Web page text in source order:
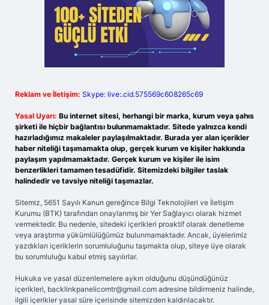
Reklam ve İletişim: Skype: live:.cid.575569c608265c69
Yasal Uyarı: Bu internet sitesi, herhangi bir marka, kurum veya şahıs
şirketi ile hiçbir bağlantısı bulunmamaktadır. Sitede yalnızca kendi
hazırladığımız makaleler paylaşılmaktadır. Burada yer alan içerikler
haber niteliği taşımamakta olup, gerçek kurum ve kişiler hakkında
paylaşım yapılmamaktadır. Gerçek kurum ve kişiler ile isim
benzerlikleri tamamen tesadüfidir. Sitemizdeki bilgiler taslak
halindedir ve tavsiye niteliği taşımazlar.
Sitemiz, 5651 Sayılı Kanun gereğince Bilgi Teknolojileri ve İletişim
Kurumu (BTK) tarafından onaylanmış bir Yer Sağlayıcı olarak hizmet
vermektedir. Bu nedenle, sitedeki içerikleri proaktif olarak denetleme
veya araştırma yükümlülüğümüz bulunmamaktadır. Ancak, üyelerimiz
yazdıkları içeriklerin sorumluluğunu taşımakta olup, siteye üye olarak
bu sorumluluğu kabul etmiş sayılırlar.
Hukuka ve yasal düzenlemelere aykırı olduğunu düşündüğünüz
içerikleri, backlinkpanelicomtr@gmail.com adresine bildirmeniz halinde,
ilgili içerikler yasal süre içerisinde sitemizden kaldırılacaktır.